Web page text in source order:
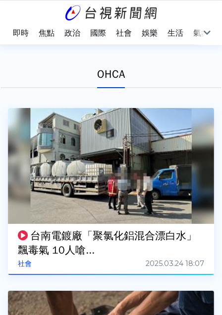
即時 焦點 政治 國際 社會 娛樂 生活 氣象
OHCA
社會
台南電鍍廠「聚氯化鋁混合漂白水」
飄毒氣 10人嗆...
2025.03.24 18:07